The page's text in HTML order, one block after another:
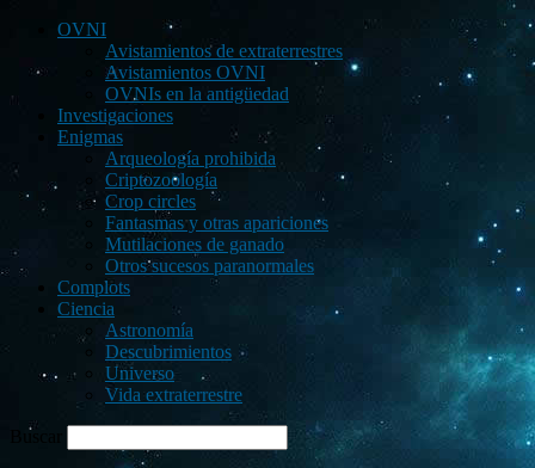
OVNI
Avistamientos de extraterrestres
Avistamientos OVNI
OVNIs en la antigüedad
Investigaciones
Enigmas
Arqueología prohibida
Criptozoología
Crop circles
Fantasmas y otras apariciones
Mutilaciones de ganado
Otros sucesos paranormales
Complots
Ciencia
Astronomía
Descubrimientos
Universo
Vida extraterrestre
Buscar